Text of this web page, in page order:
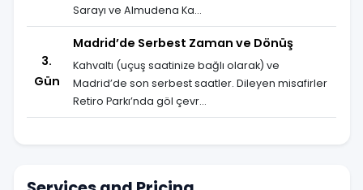
Sarayı ve Almudena Ka...
3.
Gün
Madrid’de Serbest Zaman ve Dönüş
Kahvaltı (uçuş saatinize bağlı olarak) ve
Madrid’de son serbest saatler. Dileyen misafirler
Retiro Parkı’nda göl çevr...